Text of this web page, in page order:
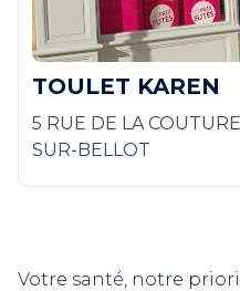
TOULET KAREN
5 RUE DE LA
SUR-BELLOT
Votre santé, notre